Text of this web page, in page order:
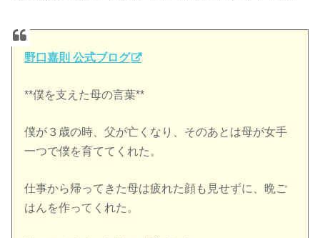
野口嘉則 公式ブログ
**僕を支えた母の言葉**
僕が３歳の時、父が亡くなり、そのあとは母が女手
一つで僕を育ててくれた。
仕事から帰ってきた母は疲れた顔も見せずに、晩ご
はんを作ってくれた。